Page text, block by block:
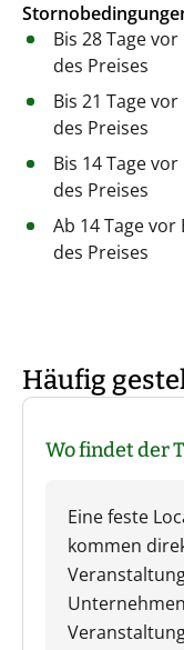
Bis 28 Tage
des Preises
Bis 21 Tage
des Preises
Bis 14 Tage
des Preises
Ab 14 Tage
des Preises
Häufig
Wo findet der
Eine feste
kommen